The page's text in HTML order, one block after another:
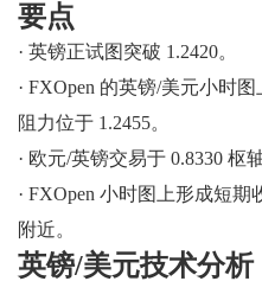
要点
· 英镑正试图突破 1.2420。
· FXOpen 的英镑/美元小时
阻力位于 1.2455。
· 欧元/英镑交易于 0.8330 枢
· FXOpen 小时图上形成短
附近。
英镑/美元技术分析